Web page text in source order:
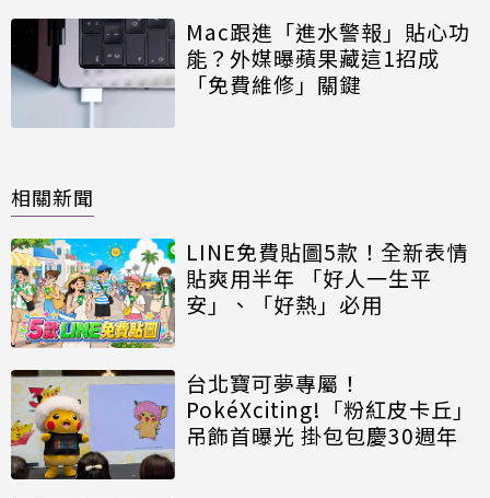
Mac跟進「進水警報」貼心功
能？外媒曝蘋果藏這1招成
「免費維修」關鍵
相關新聞
LINE免費貼圖5款！全新表情
貼爽用半年 「好人一生平
安」、「好熱」必用
台北寶可夢專屬！
PokéXciting!「粉紅皮卡丘」
吊飾首曝光 掛包包慶30週年